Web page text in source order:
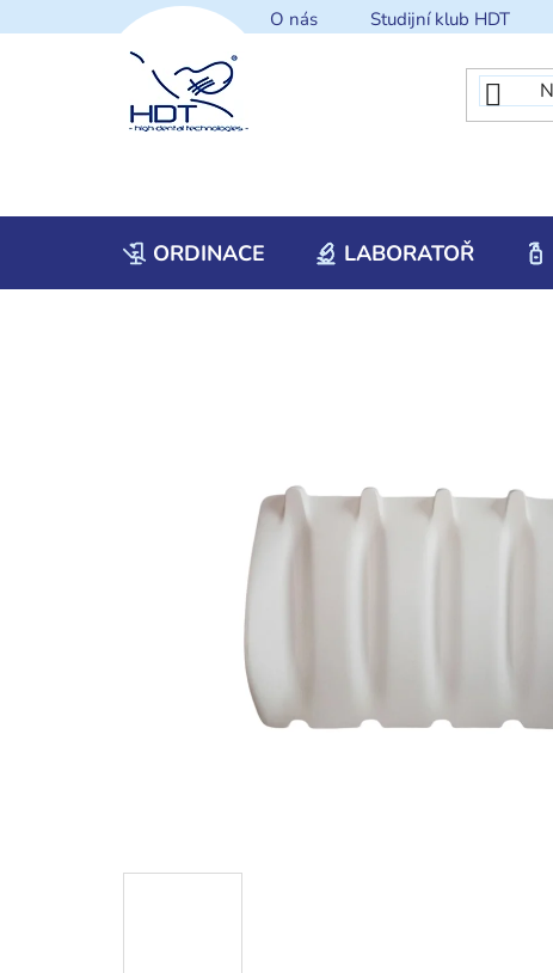
na
O nás Studijní klub HDT
ORDINACE LABORATOŘ